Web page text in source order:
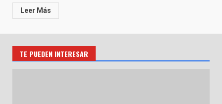
Leer Más
TE PUEDEN INTERESAR